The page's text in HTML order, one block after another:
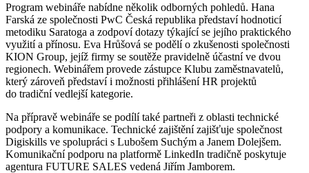
Program webináře nabídne několik odborných pohledů. Hana
Farská ze společnosti PwC Česká republika představí hodnoticí
metodiku Saratoga a zodpoví dotazy týkající se jejího praktického
využití a přínosu. Eva Hrůšová se podělí o zkušenosti společnosti
KION Group, jejíž firmy se soutěže pravidelně účastní ve dvou
regionech. Webinářem provede zástupce Klubu zaměstnavatelů,
který zároveň představí i možnosti přihlášení HR projektů
do tradiční vedlejší kategorie.
Na přípravě webináře se podílí také partneři z oblasti technické
podpory a komunikace. Technické zajištění zajišťuje společnost
Digiskills ve spolupráci s Lubošem Suchým a Janem Dolejšem.
Komunikační podporu na platformě LinkedIn tradičně poskytuje
agentura FUTURE SALES vedená Jiřím Jamborem.